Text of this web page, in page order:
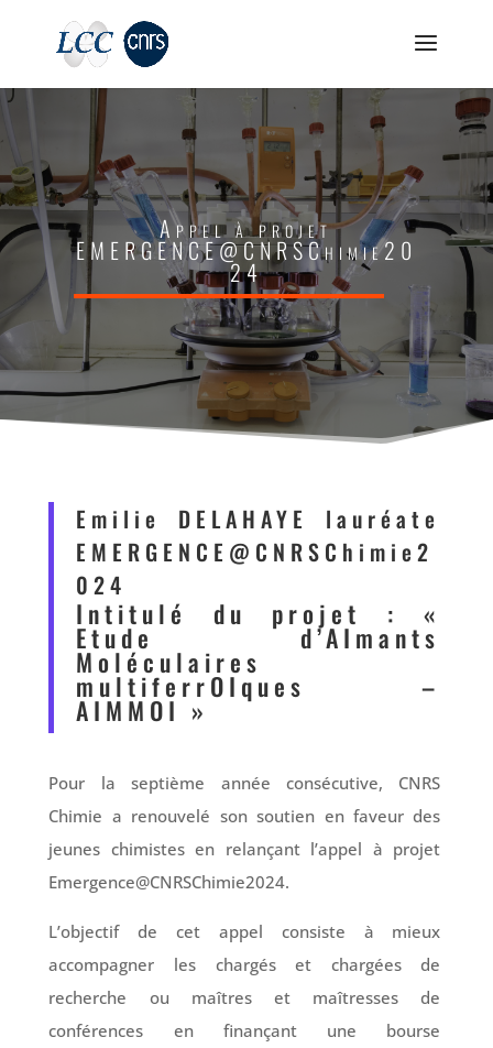
Appel à projet
EMERGENCE@CNRSChimie20
24
Emilie DELAHAYE lauréate
EMERGENCE@CNRSChimie2
024
Intitulé du projet : «
Etude d’AImants
Moléculaires
multiferrOIques –
AIMMOI »
Pour la septième année consécutive, CNRS
Chimie a renouvelé son soutien en faveur des
jeunes chimistes en relançant l’appel à projet
Emergence@CNRSChimie2024.
L’objectif de cet appel consiste à mieux
accompagner les chargés et chargées de
recherche ou maîtres et maîtresses de
conférences en finançant une bourse